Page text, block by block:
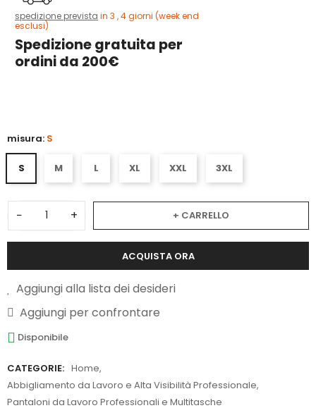
spedizione prevista in 3 , 4 giorni (week end
esclusi)
Spedizione gratuita per
ordini da 200€
misura: S
S M L XL XXL 3XL
− + + CARRELLO
ACQUISTA ORA
Aggiungi alla lista dei desideri
Aggiungi per confrontare
Disponibile
CATEGORIE: Home,
Abbigliamento da Lavoro e Alta Visibilità Professionale,
Pantaloni da Lavoro Professionali e Multitasche